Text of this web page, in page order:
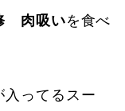
肉吸いを食べ
入ってるスー